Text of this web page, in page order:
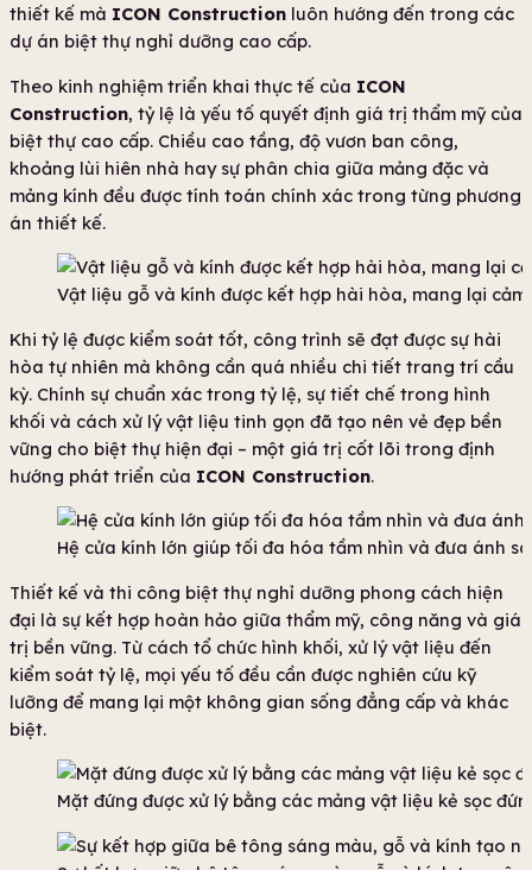
thiết kế mà ICON Construction luôn hướng đến trong các
dự án biệt thự nghỉ dưỡng cao cấp.
Theo kinh nghiệm triển khai thực tế của ICON
Construction, tỷ lệ là yếu tố quyết định giá trị thẩm mỹ của
biệt thự cao cấp. Chiều cao tầng, độ vươn ban công,
khoảng lùi hiên nhà hay sự phân chia giữa mảng đặc và
mảng kính đều được tính toán chính xác trong từng phương
án thiết kế.
Vật liệu gỗ và kính được kết hợp hài hòa, mang lại
Khi tỷ lệ được kiểm soát tốt, công trình sẽ đạt được sự hài
hòa tự nhiên mà không cần quá nhiều chi tiết trang trí cầu
kỳ. Chính sự chuẩn xác trong tỷ lệ, sự tiết chế trong hình
khối và cách xử lý vật liệu tinh gọn đã tạo nên vẻ đẹp bền
vững cho biệt thự hiện đại – một giá trị cốt lõi trong định
hướng phát triển của ICON Construction.
Hệ cửa kính lớn giúp tối đa hóa tầm nhìn và đưa ánh
Thiết kế và thi công biệt thự nghỉ dưỡng phong cách hiện
đại là sự kết hợp hoàn hảo giữa thẩm mỹ, công năng và giá
trị bền vững. Từ cách tổ chức hình khối, xử lý vật liệu đến
kiểm soát tỷ lệ, mọi yếu tố đều cần được nghiên cứu kỹ
lưỡng để mang lại một không gian sống đẳng cấp và khác
biệt.
Mặt đứng được xử lý bằng các mảng vật liệu kẻ sọc